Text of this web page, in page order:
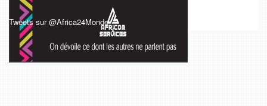
Tweets sur @Africa24Monde